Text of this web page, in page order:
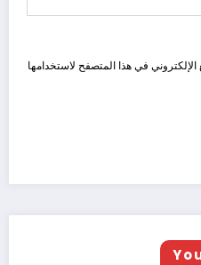
في هذا المتصفح لاستخدامها